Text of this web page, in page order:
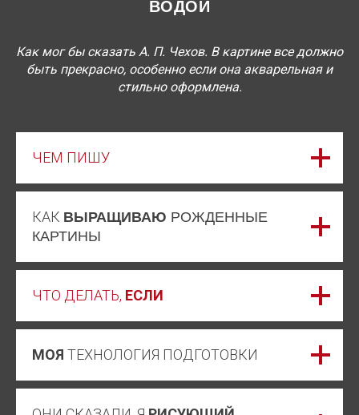
ВОДОЙ
Как мог бы сказать А. П. Чехов. В картине все должно
быть прекрасно, особенно если она акварельная и
стильно оформлена.
ЧЕМ ПИШУ
КАК ВЫРАЩИВАЮ РОЖДЕННЫЕ
КАРТИНЫ
ЧТО ДЕЛАТЬ, ЕСЛИ
МОЯ ТЕХНОЛОГИЯ ПОДГОТОВКИ